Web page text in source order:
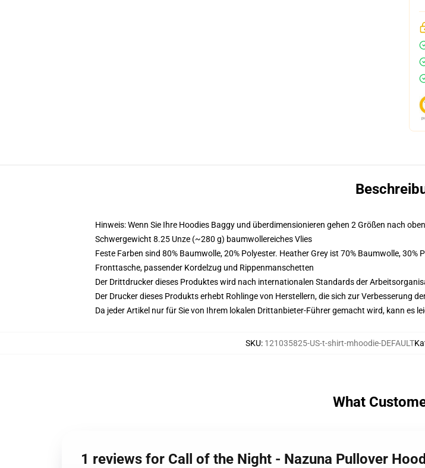
Hinweis: Wenn Sie Ihre Hoodies Baggy und überdimensionieren gehen 2 Größen nach oben
Schwergewicht 8.25 Unze (~280 g) baumwollereiches Vlies
Feste Farben sind 80% Baumwolle, 20% Polyester. Heather Grey ist 70% Baumwolle,
Fronttasche, passender Kordelzug und Rippenmanschetten
Der Drittdrucker dieses Produktes wird nach internationalen Standards der
Der Drucker dieses Produkts erhebt Rohlinge von Herstellern, die sich zur
Da jeder Artikel nur für Sie von Ihrem lokalen Drittanbieter-Führer gemacht wird, kann es
SKU: 121035825-US-t-shirt-mhoodie-DEFAULT
What
1 reviews for Call of the Night - Nazuna Pullover